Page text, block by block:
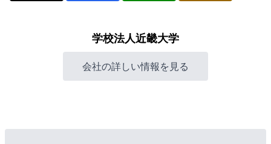
学校法人近畿大学
会社の詳しい情報を見る